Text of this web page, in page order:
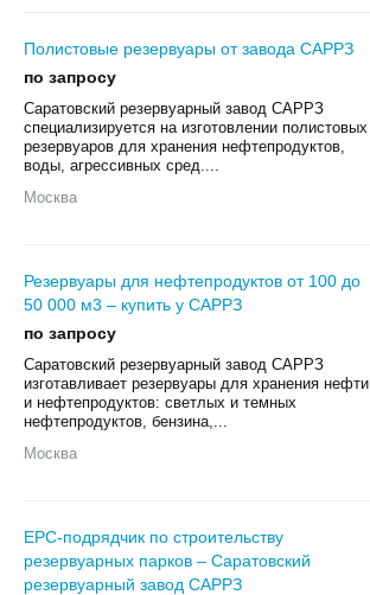
Полистовые резервуары от завода САРРЗ
по запросу
Саратовский резервуарный завод САРРЗ
специализируется на изготовлении полистовых
резервуаров для хранения нефтепродуктов,
воды, агрессивных сред....
Москва
Резервуары для нефтепродуктов от 100 до
50 000 м3 – купить у САРРЗ
по запросу
Саратовский резервуарный завод САРРЗ
изготавливает резервуары для хранения нефти
и нефтепродуктов: светлых и темных
нефтепродуктов, бензина,...
Москва
ЕРС-подрядчик по строительству
резервуарных парков – Саратовский
резервуарный завод САРРЗ